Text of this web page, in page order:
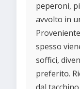
peperoni,
avvolto in
spesso
soffici,
preferito.